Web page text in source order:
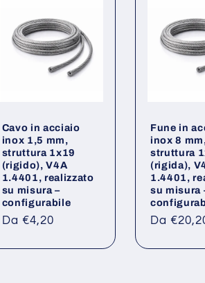
Cavo in acciaio
inox 1,5 mm,
struttura 1x19
(rigido), V4A
1.4401, realizzato
su misura –
configurabile
Prezzo
listino
Da €4,20
Fune in
inox 8
struttura
(rigida),
1.4401,
su misura
Prezzo
listino
Da